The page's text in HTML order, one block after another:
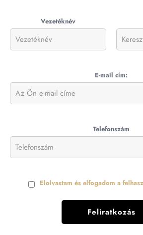
Vezetéknév
E-mail cím:
Telefonszám
Elolvastam és elfogadom a